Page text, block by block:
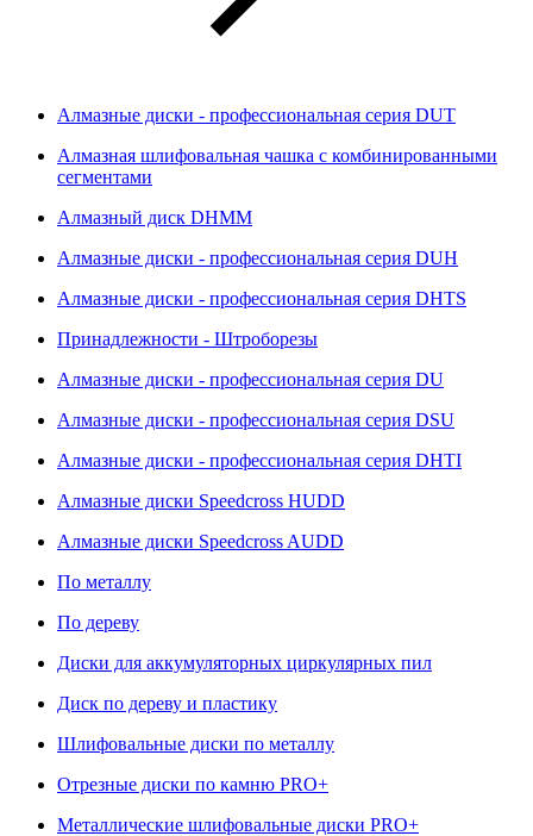
Алмазные диски - профессиональная серия DUT
Алмазная шлифовальная чашка с комбинированными
сегментами
Алмазный диск DHMM
Алмазные диски - профессиональная серия DUH
Алмазные диски - профессиональная серия DHTS
Принадлежности - Штроборезы
Алмазные диски - профессиональная серия DU
Алмазные диски - профессиональная серия DSU
Алмазные диски - профессиональная серия DHTI
Алмазные диски Speedcross HUDD
Алмазные диски Speedcross AUDD
По металлу
По дереву
Диски для аккумуляторных циркулярных пил
Диск по дереву и пластику
Шлифовальные диски по металлу
Отрезные диски по камню PRO+
Металлические шлифовальные диски PRO+